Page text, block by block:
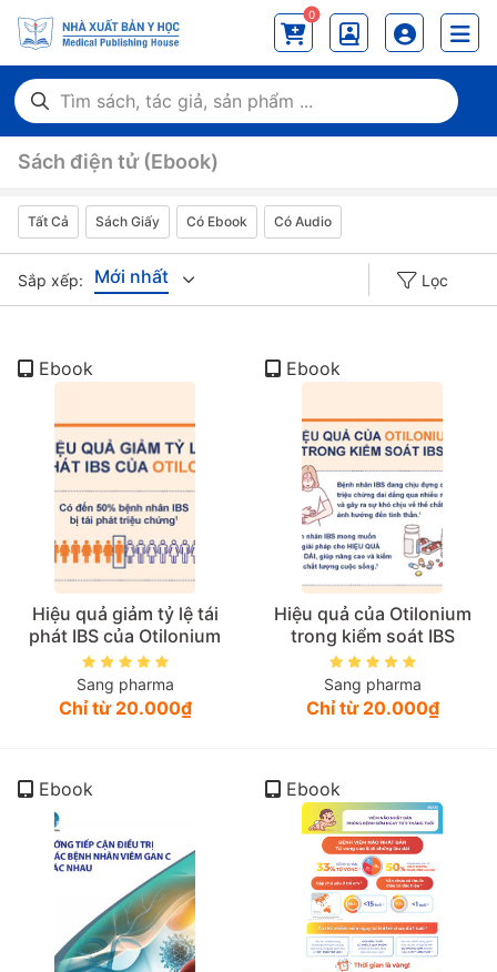
0
Sách điện tử (Ebook)
Tất Cả Sách Giấy Có Ebook Có Audio
Sắp xếp: Mới nhất Lọc
Giá thấp đần
Năm xuất bản
Ebook
Hiệu quả giảm tỷ lệ tái
phát IBS của Otilonium
Sang pharma
Chỉ từ 20.000₫
Ebook
Hiệu quả của Otilonium
trong kiểm soát IBS
Sang pharma
Chỉ từ 20.000₫
Ebook Ebook